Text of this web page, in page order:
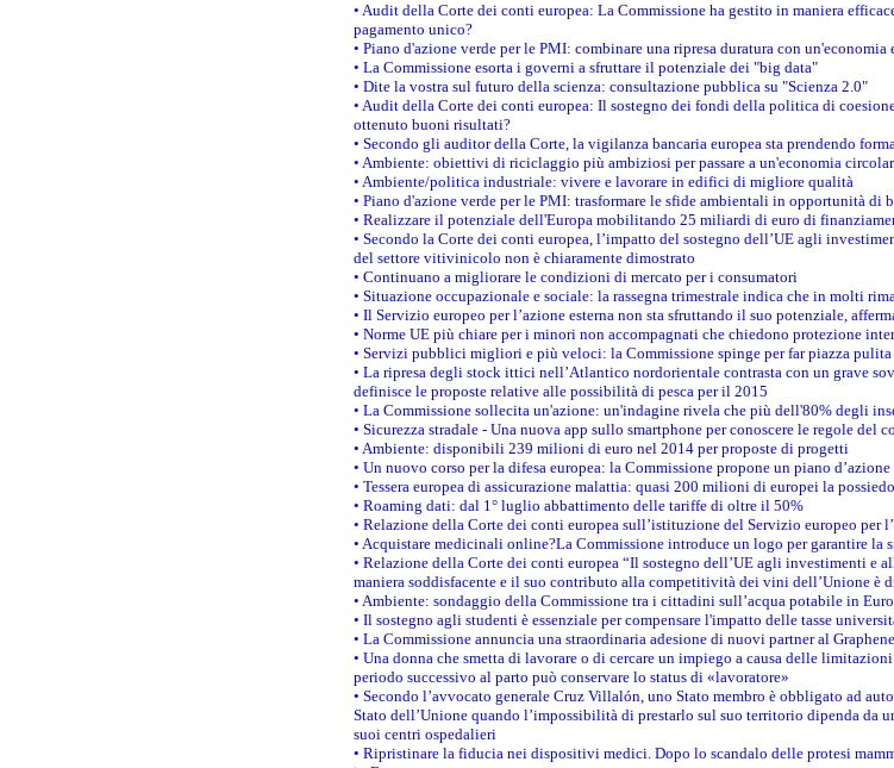
• Audit della Corte dei conti europea: La Commissione ha gestito in maniera
pagamento unico?
• Piano d'azione verde per le PMI: combinare una ripresa duratura con
• La Commissione esorta i governi a sfruttare il potenziale dei "big data"
• Dite la vostra sul futuro della scienza: consultazione pubblica su "Scienza 2.0"
• Audit della Corte dei conti europea: Il sostegno dei fondi della politica di
ottenuto buoni risultati?
• Secondo gli auditor della Corte, la vigilanza bancaria europea sta prendendo
• Ambiente: obiettivi di riciclaggio più ambiziosi per passare a un'economia
• Ambiente/politica industriale: vivere e lavorare in edifici di migliore qualità
• Piano d'azione verde per le PMI: trasformare le sfide ambientali in opportunità di
• Realizzare il potenziale dell'Europa mobilitando 25 miliardi di euro di
• Secondo la Corte dei conti europea, l’impatto del sostegno dell’UE agli
del settore vitivinicolo non è chiaramente dimostrato
• Continuano a migliorare le condizioni di mercato per i consumatori
• Situazione occupazionale e sociale: la rassegna trimestrale indica che in molti
• Il Servizio europeo per l’azione esterna non sta sfruttando il suo potenziale,
• Norme UE più chiare per i minori non accompagnati che chiedono protezione
• Servizi pubblici migliori e più veloci: la Commissione spinge per far piazza
• La ripresa degli stock ittici nell’Atlantico nordorientale contrasta con un grave
definisce le proposte relative alle possibilità di pesca per il 2015
• La Commissione sollecita un'azione: un'indagine rivela che più dell'80% degli
• Sicurezza stradale - Una nuova app sullo smartphone per conoscere le regole del
• Ambiente: disponibili 239 milioni di euro nel 2014 per proposte di progetti
• Un nuovo corso per la difesa europea: la Commissione propone un piano
• Tessera europea di assicurazione malattia: quasi 200 milioni di europei la
• Roaming dati: dal 1° luglio abbattimento delle tariffe di oltre il 50%
• Relazione della Corte dei conti europea sull’istituzione del Servizio europeo per
• Acquistare medicinali online?La Commissione introduce un logo per garantire la
• Relazione della Corte dei conti europea “Il sostegno dell’UE agli investimenti
maniera soddisfacente e il suo contributo alla competitività dei vini dell’Unione è
• Ambiente: sondaggio della Commissione tra i cittadini sull’acqua potabile in
• Il sostegno agli studenti è essenziale per compensare l'impatto delle tasse
• La Commissione annuncia una straordinaria adesione di nuovi partner al
• Una donna che smetta di lavorare o di cercare un impiego a causa delle
periodo successivo al parto può conservare lo status di «lavoratore»
• Secondo l’avvocato generale Cruz Villalón, uno Stato membro è obbligato ad
Stato dell’Unione quando l’impossibilità di prestarlo sul suo territorio dipenda da
suoi centri ospedalieri
• Ripristinare la fiducia nei dispositivi medici. Dopo lo scandalo delle protesi